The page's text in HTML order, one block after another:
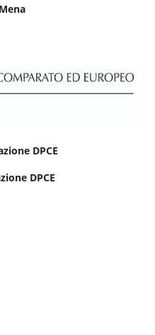
DPCE
DPCE